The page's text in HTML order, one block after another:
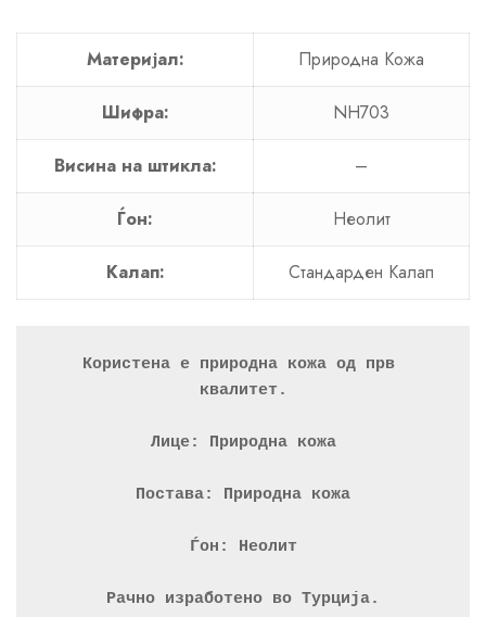
Материјал: Природна Кожа
Шифра: NH703
Висина на штикла: –
Ѓон: Неолит
Калап: Стандарден Калап
Користена е природна кожа од прв
квалитет.
Лице: Природна кожа
Постава: Природна кожа
Ѓон: Неолит
Рачно изработено во Турција.